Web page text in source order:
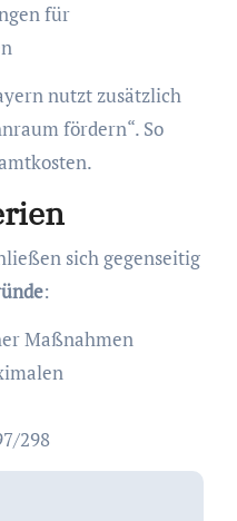
für
nutzt zusätzlich
fördern“. So
sich gegenseitig
:
Maßnahmen
298